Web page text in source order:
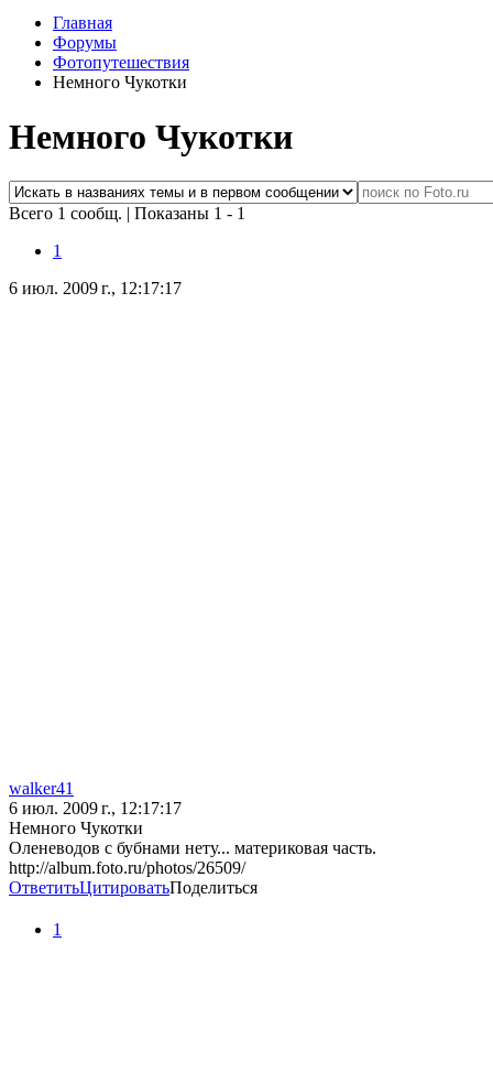
Главная
Форумы
Фотопутешествия
Немного Чукотки
Немного Чукотки
Всего 1 сообщ. | Показаны 1 - 1
1
6 июл. 2009 г., 12:17:17
walker41
6 июл. 2009 г., 12:17:17
Немного Чукотки
Оленеводов с бубнами нету... материковая часть.
http://album.foto.ru/photos/26509/
ОтветитьЦитироватьПоделиться
1